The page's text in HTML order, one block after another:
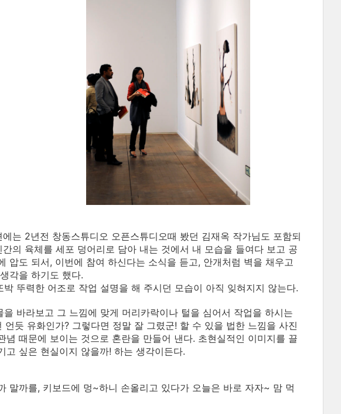
는 2년전 창동스튜디오 오픈스튜디오때 봤던 김재옥 작가님도 포함되
의 육체를 세포 덩어리로 담아 내는 것에서 내 모습을 들여다 보고 공
압도 되서, 이번에 참여 하신다는 소식을 듣고, 안개처럼 벽을 채우고
각을 하기도 했다.
뚜력한 어조로 작업 설명을 해 주시던 모습이 아직 잊혀지지 않는다.
바라보고 그 느낌에 맞게 머리카락이나 털을 심어서 작업을 하시는
듯 유화인가? 그렇다면 정말 잘 그렸군! 할 수 있을 법한 느낌을 사진
때문에 보이는 것으로 혼란을 만들어 낸다. 초현실적인 이미지를 끌
싶은 현실이지 않을까! 하는 생각이든다.
말까를, 키보드에 멍~하니 손올리고 있다가 오늘은 바로 자자~ 맘 먹